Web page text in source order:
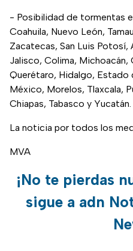
- Posibilidad de tormentas
Coahuila, Nuevo León,
Zacatecas, San Luis Potosí,
Jalisco, Colima, Michoacán,
Querétaro, Hidalgo, Estado
México, Morelos, Tlaxcala,
Chiapas, Tabasco y Yucatán.
La noticia por todos los
MVA
¡No te pierdas
sigue a adn